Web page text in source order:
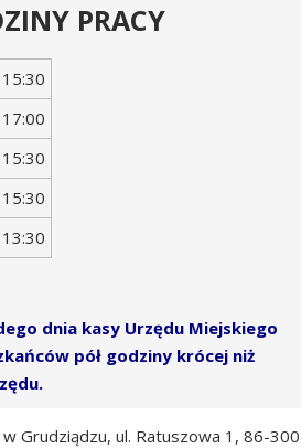
PRACY
dnia kasy Urzędu Miejskiego
pół godziny krócej niż
Grudziądzu, ul. Ratuszowa 1, 86-300